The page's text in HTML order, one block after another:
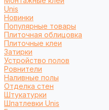
Unis
Новинки
Популярные товары
Плиточная облицовка
Плиточные клеи
Затирки
Устройство полов
Ровнители
Наливные полы
Отделка стен
Штукатурки
Шпатлевки Unis